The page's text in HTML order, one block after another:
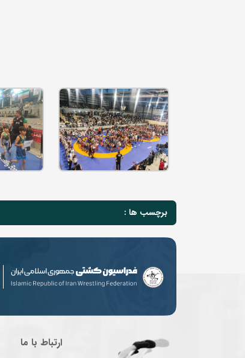
برچسب ها :
ارتباط با ما